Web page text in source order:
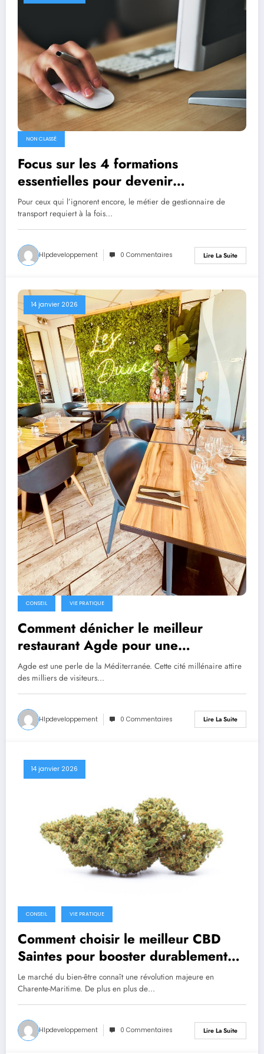
NON CLASSÉ
Focus sur les 4 formations
essentielles pour devenir
gestionnaire de transport
Pour ceux qui l’ignorent encore, le métier de gestionnaire de
transport requiert à la fois…
Hlpdeveloppement 0 Commentaires Lire La Suite
14 janvier 2026
CONSEIL VIE PRATIQUE
Comment dénicher le meilleur
restaurant Agde pour une
expérience culinaire inoubliable ?
Agde est une perle de la Méditerranée. Cette cité millénaire attire
des milliers de visiteurs…
Hlpdeveloppement 0 Commentaires Lire La Suite
14 janvier 2026
CONSEIL VIE PRATIQUE
Comment choisir le meilleur CBD
Saintes pour booster durablement
votre bien-être ?
Le marché du bien-être connaît une révolution majeure en
Charente-Maritime. De plus en plus de…
Hlpdeveloppement 0 Commentaires Lire La Suite